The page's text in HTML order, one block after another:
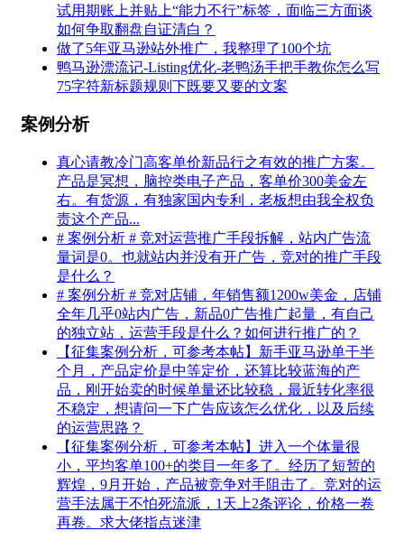
试用期账上并贴上“能力不行”标签，面临三方面谈
如何争取翻盘自证清白？
做了5年亚马逊站外推广，我整理了100个坑
鸭马逊漂流记-Listing优化-老鸭汤手把手教你怎么写
75字符新标题规则下既要又要的文案
案例分析
真心请教冷门高客单价新品行之有效的推广方案。
产品是冥想，脑控类电子产品，客单价300美金左
右。有货源，有独家国内专利，老板想由我全权负
责这个产品...
# 案例分析 # 竞对运营推广手段拆解，站内广告流
量词是0。也就站内并没有开广告，竞对的推广手段
是什么？
# 案例分析 # 竞对店铺，年销售额1200w美金，店铺
全年几乎0站内广告，新品0广告推广起量，有自己
的独立站，运营手段是什么？如何进行推广的？
【征集案例分析，可参考本帖】新手亚马逊单干半
个月，产品定价是中等定价，还算比较蓝海的产
品，刚开始卖的时候单量还比较稳，最近转化率很
不稳定，想请问一下广告应该怎么优化，以及后续
的运营思路？
【征集案例分析，可参考本帖】进入一个体量很
小，平均客单100+的类目一年多了。经历了短暂的
辉煌，9月开始，产品被竞争对手阻击了。竞对的运
营手法属于不怕死流派，1天上2条评论，价格一卷
再卷。求大佬指点迷津